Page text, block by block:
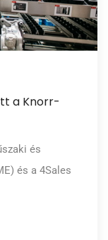
a Knorr-
és
és a 4Sales